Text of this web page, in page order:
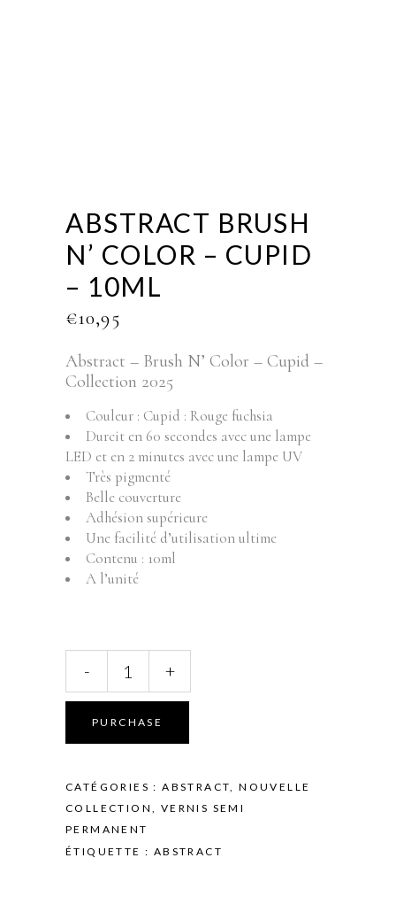
ABSTRACT BRUSH
N’ COLOR – CUPID
– 10ML
€10,95
Abstract – Brush N’ Color – Cupid –
Collection 2025
Couleur : Cupid : Rouge fuchsia
Durcit en 60 secondes avec une lampe
LED et en 2 minutes avec une lampe UV
Très pigmenté
Belle couverture
Adhésion supérieure
Une facilité d’utilisation ultime
Contenu : 10ml
A l’unité
N'
COLOR
-
-
10ML
quantity
- +
PURCHASE
CATÉGORIES :ABSTRACT,NOUVELLE
COLLECTION, VERNIS SEMI
PERMANENT
ÉTIQUETTE : ABSTRACT